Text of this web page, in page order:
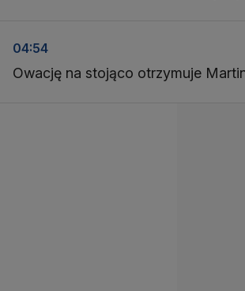
04:54
Owację na stojąco otrzymuje